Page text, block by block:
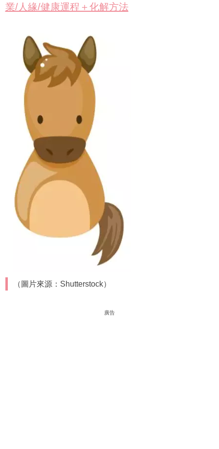
業/人緣/健康運程＋化解方法
（圖片來源：Shutterstock）
廣告